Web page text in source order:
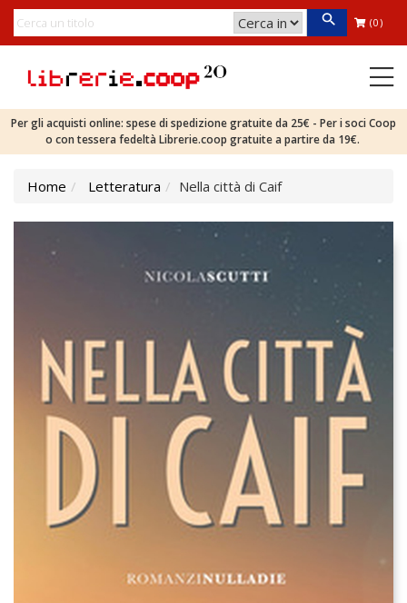
(0)
Per gli acquisti online: spese di spedizione gratuite da 25€ - Per i soci Coop
o con tessera fedeltà Librerie.coop gratuite a partire da 19€.
Home Letteratura Nella città di Caif